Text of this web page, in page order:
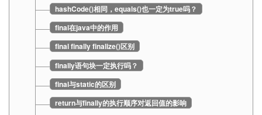
hashCode()相同，equals()也一定为true吗？
final在java中的作用
final finally finalize()区别
finally语句块一定执行吗？
final与static的区别
return与finally的执行顺序对返回值的影响